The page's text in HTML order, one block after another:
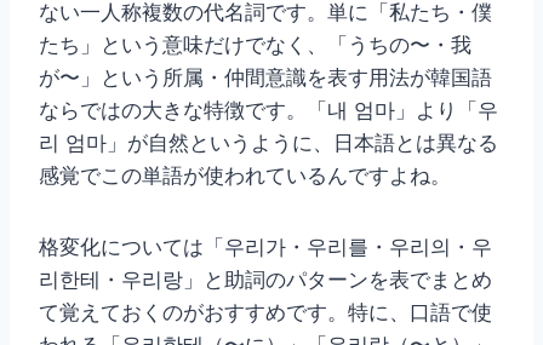
ない一人称複数の代名詞です。単に「私たち・僕
たち」という意味だけでなく、「うちの〜・我
が〜」という所属・仲間意識を表す用法が韓国語
ならではの大きな特徴です。「내 엄마」より「우
리 엄마」が自然というように、日本語とは異なる
感覚でこの単語が使われているんですよね。
格変化については「우리가・우리를・우리의・우
리한테・우리랑」と助詞のパターンを表でまとめ
て覚えておくのがおすすめです。特に、口語で使